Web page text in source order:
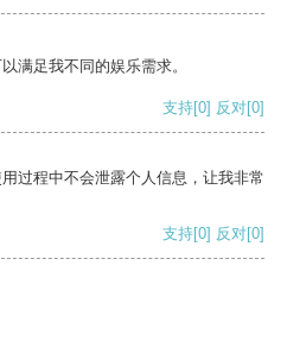
满足我不同的娱乐需求。
支持[0] 反对[0]
过程中不会泄露个人信息，让我非常
支持[0] 反对[0]